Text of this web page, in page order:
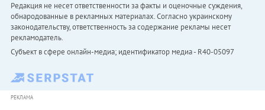
Редакция не несет ответственности за факты и оценочные суждения,
обнародованные в рекламных материалах. Согласно украинскому
законодательству, ответственность за содержание рекламы несет
рекламодатель.
Субъект в сфере онлайн-медиа; идентификатор медиа - R40-05097
РЕКЛАМА